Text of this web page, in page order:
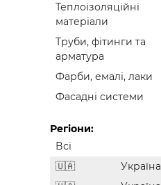
Теплоізоляційні
матеріали
Труби, фітинги та
арматура
Фарби, емалі, лаки
Фасадні системи
Регіони:
Всі
Україна